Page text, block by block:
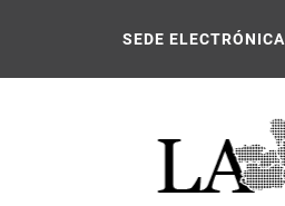
de Castilla-
SEDE ELECTRÓNICA